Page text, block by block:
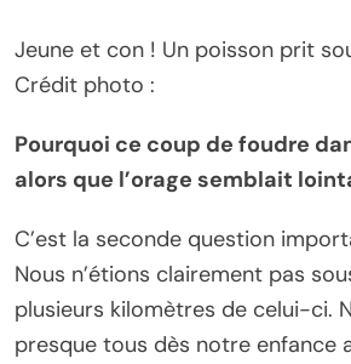
Jeune et con ! Un poisson prit
Crédit photo :
Pourquoi ce coup de foudre
alors que l’orage semblait
C’est la seconde question
Nous n’étions clairement pas
plusieurs kilomètres de celui-ci.
presque tous dès notre enfance